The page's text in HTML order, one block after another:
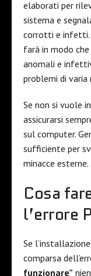
elaborati per
sistema e
corrotti e infetti.
farà in modo
anomali e
problemi di varia
Se non si vuole
assicurarsi
sul computer.
sufficiente per
minacce esterne.
Cosa
l’errore
Se
comparsa
funzionare”